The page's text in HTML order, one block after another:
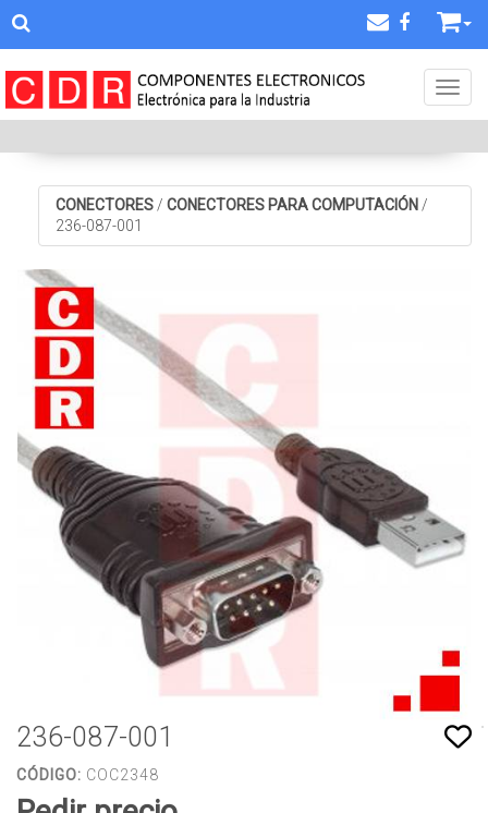
CONECTORES / CONECTORES PARA COMPUTACIÓN /
236-087-001
236-087-001
CÓDIGO: COC2348